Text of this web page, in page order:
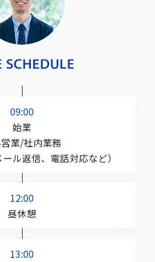
09:00
始業
業/社内業務
ール返信、電話対応など）
12:00
昼休憩
13:00